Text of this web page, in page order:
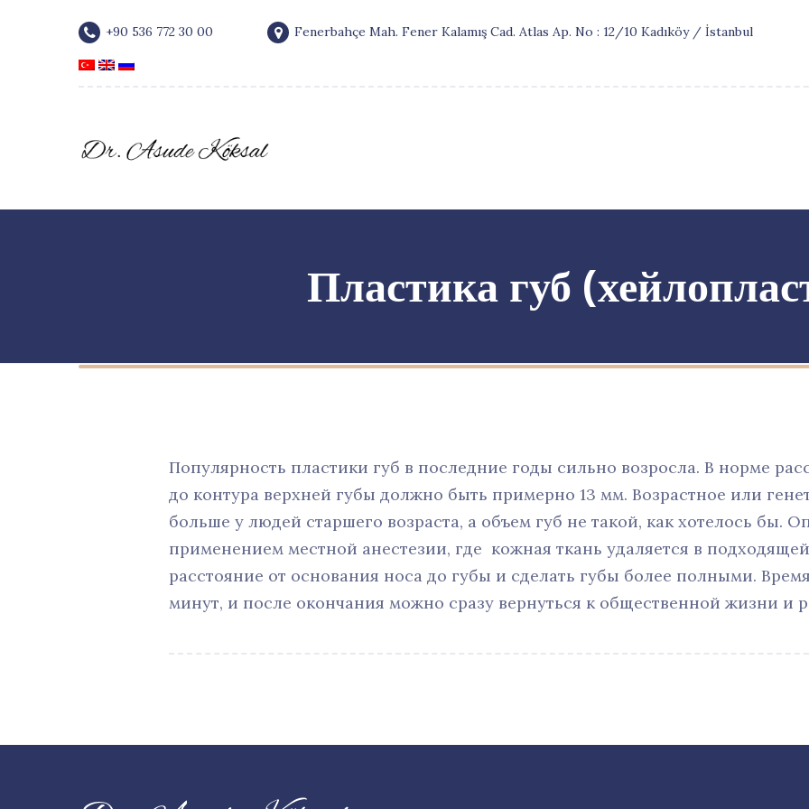
+90 536 772 30 00 Fenerbahçe Mah. Fener Kalamış Cad. Atlas Ap. No : 12/10 Kadıköy / İstanbul
Пластика губ
Популярность пластики губ в последние годы сильно возросла. В норме
до контура верхней губы должно быть примерно 13 мм. Возрастное или
больше у людей старшего возраста, а объем губ не такой, как хотелось бы.
применением местной анестезии, где кожная ткань удаляется в
расстояние от основания носа до губы и сделать губы более полными.
минут, и после окончания можно сразу вернуться к общественной жизни и